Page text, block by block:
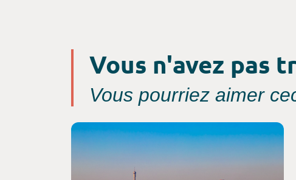
Vous n'avez pas
Vous pourriez aimer
Consultez l'offre de voyage